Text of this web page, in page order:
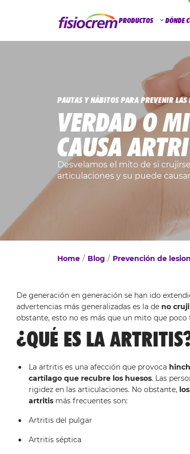
PRODUCTOS DÓNDE
PAUTAS Y HÁBITOS PARA PREVENIR LAS
VERDAD O
CAUSA
Desvelamos el mito de si
articulaciones y su puede
Home Blog Prevención de
De generación en generación se han ido
advertencias más generalizadas es la de no
obstante, esto no es más que un mito que poco
¿QUÉ ES LA
La artritis es una afección que provoca
cartílago que recubre los huesos. Las
rigidez en las articulaciones. No obstante,
artritis más frecuentes son:
Artritis del pulgar
Artritis séptica